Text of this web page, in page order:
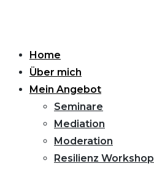
Home
Über mich
Mein Angebot
Seminare
Mediation
Moderation
Resilienz Workshop